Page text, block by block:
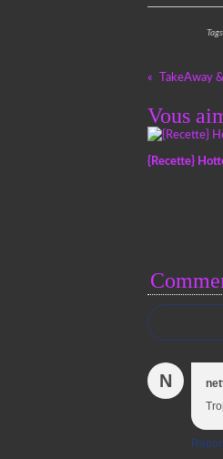
TakeAway
Vous
{Recette}
N